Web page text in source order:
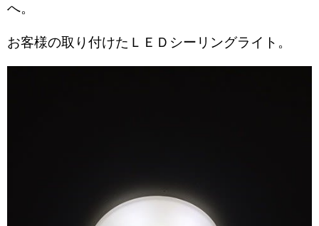
へ。
お客様の取り付けたＬＥＤシーリングライト。